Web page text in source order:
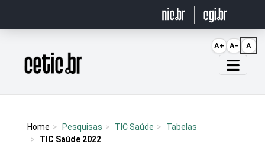
Página inicial
Home Pesquisas TIC Saúde
Tabelas
TIC Saúde 2022
A+ A- A